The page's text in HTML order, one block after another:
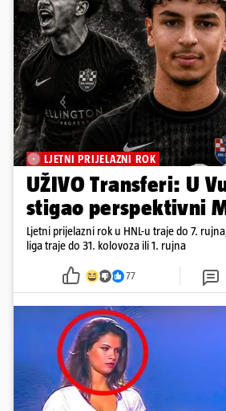
LJETNI PRIJELAZNI ROK
UŽIVO Transferi: U
stigao perspektivni
Ljetni prijelazni rok u HNL-u traje do 7.
liga traje do 31. kolovoza ili 1. rujna
77